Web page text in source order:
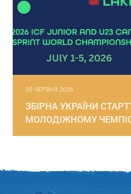
30 ЧЕРВНЯ 2026
ЗБІРНА УКРАЇНИ
МОЛОДІЖНОМУ